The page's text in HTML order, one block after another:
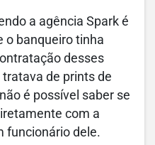
a agência Spark é
o banqueiro tinha
desses
de prints de
é possível saber se
com a
funcionário dele.